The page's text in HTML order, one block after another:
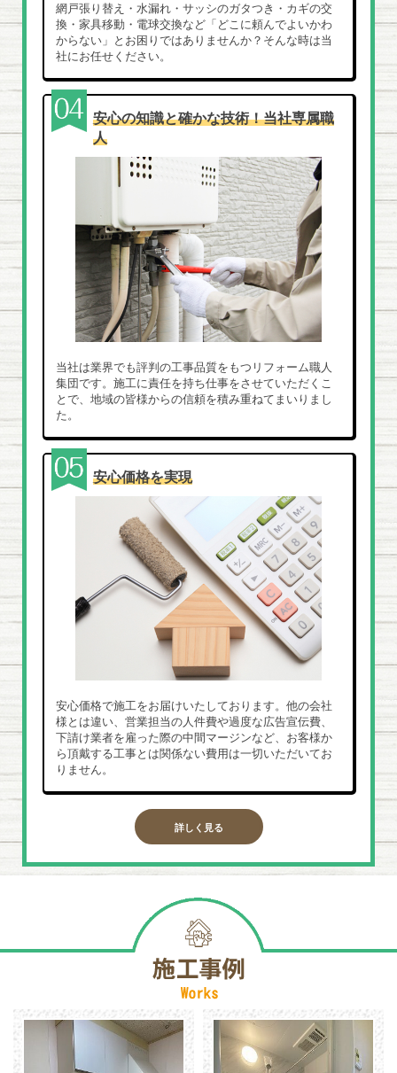
網戸張り替え・水漏れ・サッシのガタつき・カギの交
換・家具移動・電球交換など「どこに頼んでよいかわ
からない」とお困りではありませんか？そんな時は当
社にお任せください。
安心の知識と確かな技術！当社専属職
人
当社は業界でも評判の工事品質をもつリフォーム職人
集団です。施工に責任を持ち仕事をさせていただくこ
とで、地域の皆様からの信頼を積み重ねてまいりまし
た。
安心価格を実現
安心価格で施工をお届けいたしております。他の会社
様とは違い、営業担当の人件費や過度な広告宣伝費、
下請け業者を雇った際の中間マージンなど、お客様か
ら頂戴する工事とは関係ない費用は一切いただいてお
りません。
詳しく見る